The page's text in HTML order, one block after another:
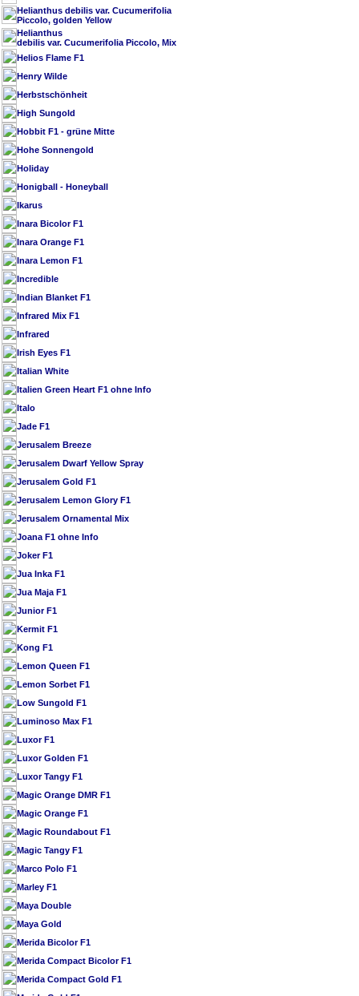
Helianthus debilis var. Cucumerifolia
Piccolo, golden Yellow
Helianthus
debilis var. Cucumerifolia Piccolo, Mix
Helios Flame F1
Henry Wilde
Herbstschönheit
High Sungold
Hobbit F1 - grüne Mitte
Hohe Sonnengold
Holiday
Honigball - Honeyball
Ikarus
Inara Bicolor F1
Inara Orange F1
Inara Lemon F1
Incredible
Indian Blanket F1
Infrared Mix F1
Infrared
Irish Eyes F1
Italian White
Italien Green Heart F1 ohne Info
Italo
Jade F1
Jerusalem Breeze
Jerusalem Dwarf Yellow Spray
Jerusalem Gold F1
Jerusalem Lemon Glory F1
Jerusalem Ornamental Mix
Joana F1 ohne Info
Joker F1
Jua Inka F1
Jua Maja F1
Junior F1
Kermit F1
Kong F1
Lemon Queen F1
Lemon Sorbet F1
Low Sungold F1
Luminoso Max F1
Luxor F1
Luxor Golden F1
Luxor Tangy F1
Magic Orange DMR F1
Magic Orange F1
Magic Roundabout F1
Magic Tangy F1
Marco Polo F1
Marley F1
Maya Double
Maya Gold
Merida Bicolor F1
Merida Compact Bicolor F1
Merida Compact Gold F1